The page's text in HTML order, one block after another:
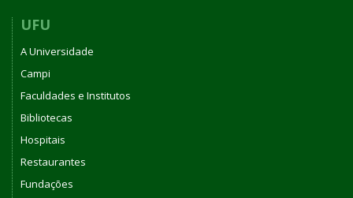
UFU
A Universidade
Campi
Faculdades e Institutos
Bibliotecas
Hospitais
Restaurantes
Fundações